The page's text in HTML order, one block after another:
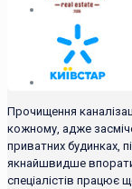
Прочищення
кожному, адже
приватних будинках,
якнайшвидше
спеціалістів працює